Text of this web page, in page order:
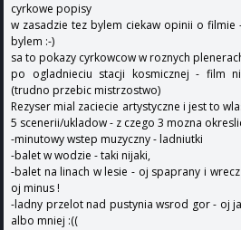
cyrkowe popisy
w zasadzie tez bylem ciekaw opinii o
bylem :-)
sa to pokazy cyrkowcow w roznych
po ogladnieciu stacji kosmicznej - film
(trudno przebic mistrzostwo)
Rezyser mial zaciecie artystyczne i jest to
5 scenerii/ukladow - z czego 3 mozna
-minutowy wstep muzyczny - ladniutki
-balet w wodzie - taki nijaki,
-balet na linach w lesie - oj spaprany i
oj minus !
-ladny przelot nad pustynia wsrod gor - oj
albo mniej :((